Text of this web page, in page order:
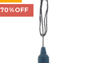
70%OFF